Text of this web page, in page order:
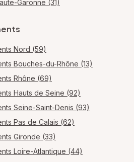
Garonne (31)
Nord (59)
Bouches-du-Rhône (13)
Rhône (69)
Hauts de Seine (92)
Seine-Saint-Denis (93)
Pas de Calais (62)
Gironde (33)
Loire-Atlantique (44)